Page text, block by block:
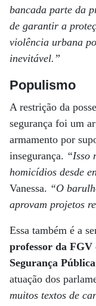
bancada parte da
de garantir a
violência urbana
inevitável.”
Populismo
A restrição da
segurança foi um
armamento por
insegurança. “Isso
homicídios desde
Vanessa. “O
aprovam projetos
Essa também é a
professor da
Segurança Pública
atuação dos
muitos textos de